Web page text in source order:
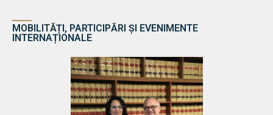
MOBILITĂȚI, PARTICIPĂRI ȘI EVENIMENTE
INTERNAȚIONALE